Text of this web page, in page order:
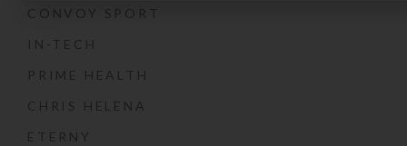
CONVOY SPORT
IN-TECH
PRIME HEALTH
CHRIS HELENA
ETERNY